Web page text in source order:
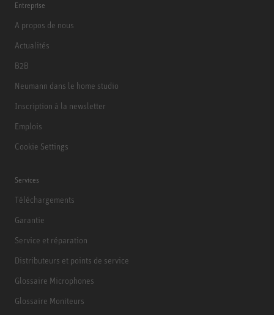
Entreprise
A propos de nous
Actualités
B2B
Neumann dans le home studio
Inscription à la newsletter
Emplois
Cookie Settings
Services
Téléchargements
Garantie
Service et réparation
Distributeurs et points de service
Glossaire Microphones
Glossaire Moniteurs